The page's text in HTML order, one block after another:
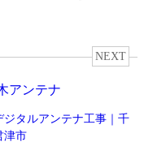
NEXT
ジタルアンテナ工事｜千
津市